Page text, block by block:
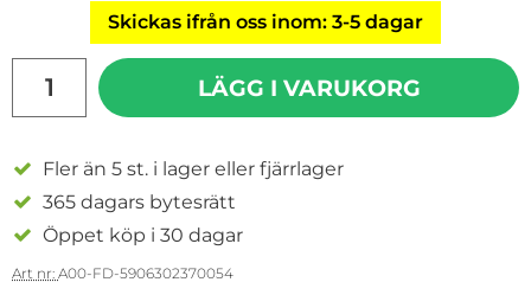
Skickas ifrån oss inom: 3-5 dagar
LÄGG I VARUKORG
Fler än 5 st. i lager eller fjärrlager
365 dagars bytesrätt
Öppet köp i 30 dagar
Art nr: A00-FD-5906302370054